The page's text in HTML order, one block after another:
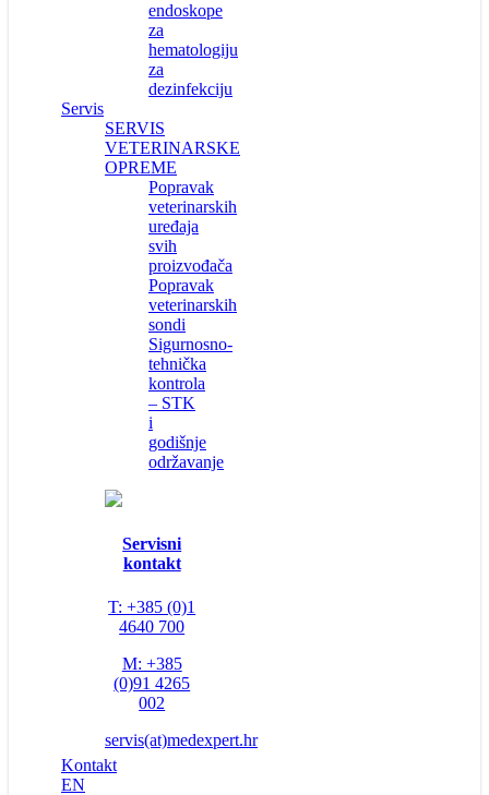
endoskope
za
hematologiju
za
dezinfekciju
Servis
SERVIS
VETERINARSKE
OPREME
Popravak
veterinarskih
uređaja
svih
proizvođača
Popravak
veterinarskih
sondi
Sigurnosno-
tehnička
kontrola
– STK
i
godišnje
održavanje
Servisni
kontakt
T: +385 (0)1
4640 700
M: +385
(0)91 4265
002
servis(at)medexpert.hr
Kontakt
EN